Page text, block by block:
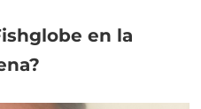
en la